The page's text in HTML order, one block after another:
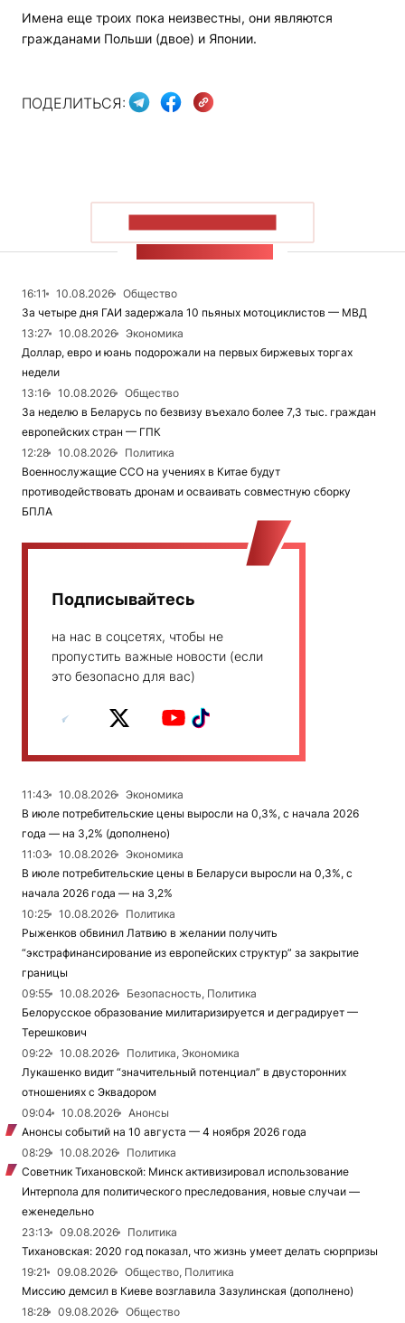
Имена еще троих пока неизвестны, они являются
гражданами Польши (двое) и Японии.
ПОДЕЛИТЬСЯ:
16:11 10.08.2026
Общество
За четыре дня ГАИ задержала 10 пьяных мотоциклистов — МВД
13:27
10.08.2026
Экономика
Доллар, евро и юань подорожали на первых биржевых торгах
недели
13:16
10.08.2026
Общество
За неделю в Беларусь по безвизу въехало более 7,3 тыс. граждан
европейских стран — ГПК
12:28
10.08.2026
Политика
Военнослужащие ССО на учениях в Китае будут
противодействовать дронам и осваивать совместную сборку
БПЛА
Подписывайтесь
на нас в соцсетях, чтобы не
пропустить важные новости (если
это безопасно для вас)
11:43 10.08.2026
Экономика
В июле потребительские цены выросли на 0,3%, с начала 2026
года — на 3,2% (дополнено)
11:03
10.08.2026
Экономика
В июле потребительские цены в Беларуси выросли на 0,3%, с
начала 2026 года — на 3,2%
10:25
10.08.2026
Политика
Рыженков обвинил Латвию в желании получить
“экстрафинансирование из европейских структур” за закрытие
границы
09:55
10.08.2026
Безопасность, Политика
Белорусское образование милитаризируется и деградирует —
Терешкович
09:22
10.08.2026
Политика, Экономика
Лукашенко видит “значительный потенциал” в двусторонних
отношениях с Эквадором
09:04
10.08.2026
Анонсы
Анонсы событий на 10 августа — 4 ноября 2026 года
08:29
10.08.2026
Политика
Советник Тихановской: Минск активизировал использование
Интерпола для политического преследования, новые случаи —
еженедельно
23:13
09.08.2026
Политика
Тихановская: 2020 год показал, что жизнь умеет делать сюрпризы
19:21
09.08.2026
Общество, Политика
Миссию демсил в Киеве возглавила Зазулинская (дополнено)
18:28
09.08.2026
Общество